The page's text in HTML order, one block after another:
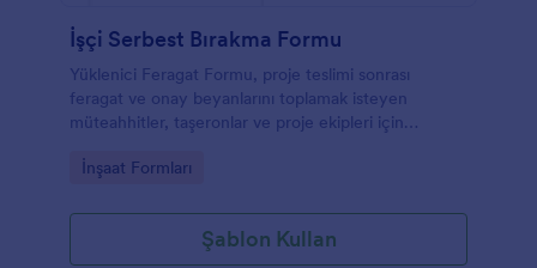
İşçi Serbest Bırakma Formu
Yüklenici Feragat Formu, proje teslimi sonrası
feragat ve onay beyanlarını toplamak isteyen
müteahhitler, taşeronlar ve proje ekipleri için
şablonudur.
Go to Category:
İnşaat Formları
Şablon Kullan